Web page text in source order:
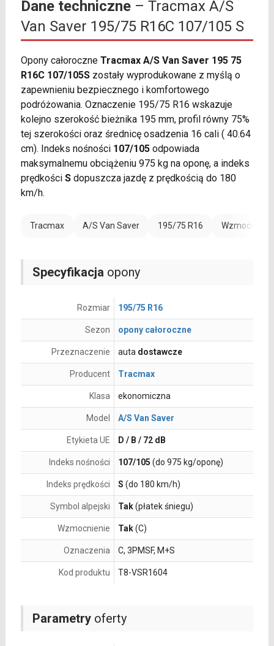
Dane techniczne– Tracmax A/S
Van Saver 195/75 R16C 107/105 S
Opony całoroczne Tracmax A/S Van Saver 195 75
R16C 107/105Szostały wyprodukowane z myślą o
zapewnieniu bezpiecznego i komfortowego
podróżowania. Oznaczenie 195/75 R16 wskazuje
kolejno szerokość bieżnika 195 mm, profil równy 75%
tej szerokości oraz średnicę osadzenia 16 cali ( 40.64
cm). Indeks nośności 107/105odpowiada
maksymalnemu obciążeniu 975 kg na oponę, a indeks
prędkości Sdopuszcza jazdę z prędkością do 180
km/h.
Tracmax A/S Van Saver 195/75 R16
Parametryoferty
Specyfikacja opony
Rozmiar 195/75 R16
Sezon opony całoroczne
Przeznaczenie auta dostawcze
Producent Tracmax
Klasa ekonomiczna
Model A/S Van Saver
Etykieta UE D / B / 72 dB
Indeks nośności 107/105 (do 975 kg/oponę)
Indeks prędkości S (do 180 km/h)
Symbol alpejski Tak(płatek śniegu)
Wzmocnienie Tak(C)
Oznaczenia C, 3PMSF, M+S
Kod produktu T8-VSR1604